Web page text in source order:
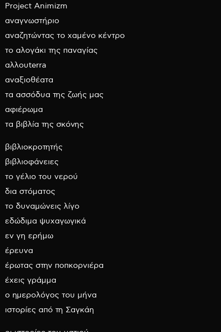
Project Animizm
αναγνωστήριο
αναζητώντας το χαμένο κέντρο
το αλογάκι της παναγίας
αλλουterra
αναξιοθέατα
τα ασσόδυα της ζωής μας
αφιέρωμα
τα βιβλία της σκόνης
βιβλιοκροτητής
βιβλιοφάνειες
το γέλιο του νερού
δια στόματος
το δυναμώνεις λίγο
εδώδιμα ψυχαγωγικά
εν γη ερήμω
έρευνα
έρωτας στην ποπκορνιέρα
έχεις γράμμα
ο ημερολόγος του μήνα
ιστορίες από τη Σαγκάη